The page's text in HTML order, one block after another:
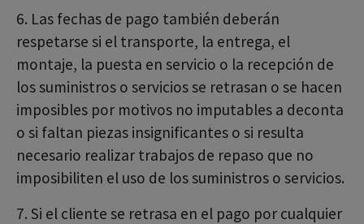
6. Las fechas de pago también deberán
respetarse si el transporte, la entrega, el
montaje, la puesta en servicio o la recepción de
los suministros o servicios se retrasan o se hacen
imposibles por motivos no imputables a deconta
o si faltan piezas insignificantes o si resulta
necesario realizar trabajos de repaso que no
imposibiliten el uso de los suministros o servicios.
7. Si el cliente se retrasa en el pago por cualquier